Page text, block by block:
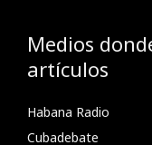
Medios
artículos
Habana Radio
Cubadebate